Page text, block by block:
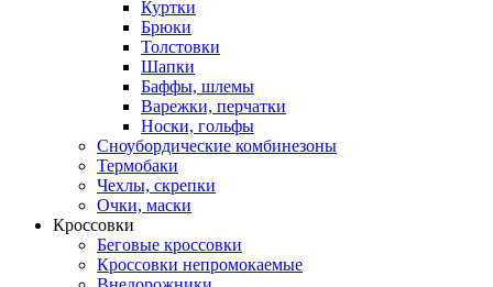
Куртки
Брюки
Толстовки
Шапки
Баффы, шлемы
Варежки, перчатки
Носки, гольфы
Сноубордические комбинезоны
Термобаки
Чехлы, скрепки
Очки, маски
Кроссовки
Беговые кроссовки
Кроссовки непромокаемые